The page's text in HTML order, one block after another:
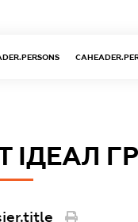
ІДЕАЛ